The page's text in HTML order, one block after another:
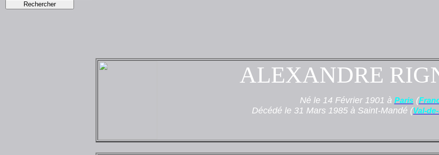
ALEXANDRE
Né le 14 Février 1901 à Paris (
Décédé le 31 Mars 1985 à Saint-Mandé (Val-